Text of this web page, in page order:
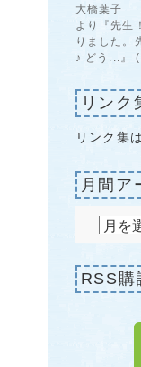
大橋葉子
より『先生
りました。
♪ どう...』
リンク
リンク集
月間ア
RSS購